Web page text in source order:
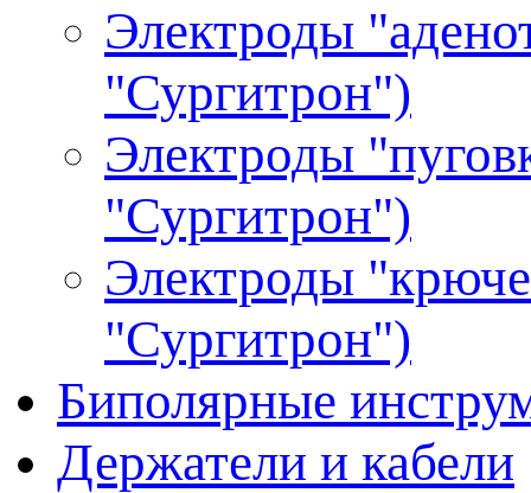
Электроды
"Сургитрон")
Электроды
"Сургитрон")
Электроды
"Сургитрон")
Биполярные
Держатели и кабели